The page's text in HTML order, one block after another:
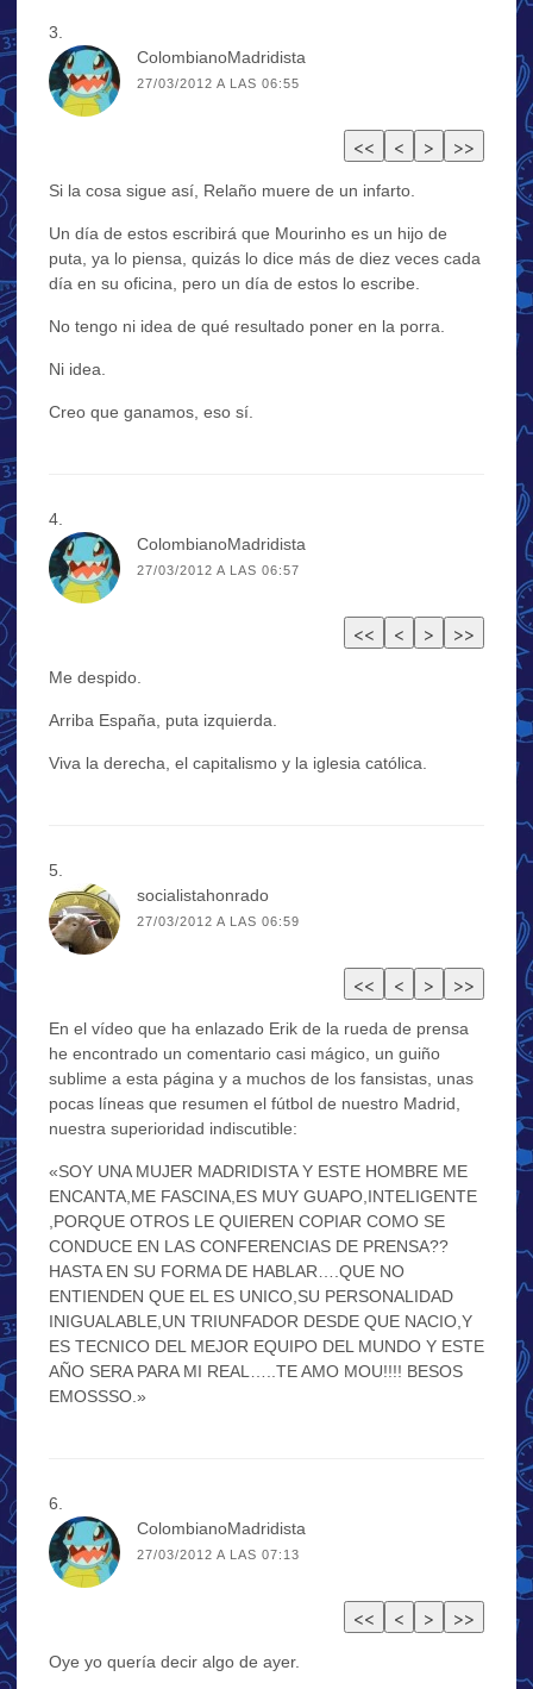
ColombianoMadridista
27/03/2012 A LAS 06:55
Si la cosa sigue así, Relaño muere de un infarto.
Un día de estos escribirá que Mourinho es un hijo de
puta, ya lo piensa, quizás lo dice más de diez veces cada
día en su oficina, pero un día de estos lo escribe.
No tengo ni idea de qué resultado poner en la porra.
Ni idea.
Creo que ganamos, eso sí.
ColombianoMadridista
27/03/2012 A LAS 06:57
Me despido.
Arriba España, puta izquierda.
Viva la derecha, el capitalismo y la iglesia católica.
socialistahonrado
27/03/2012 A LAS 06:59
En el vídeo que ha enlazado Erik de la rueda de prensa
he encontrado un comentario casi mágico, un guiño
sublime a esta página y a muchos de los fansistas, unas
pocas líneas que resumen el fútbol de nuestro Madrid,
nuestra superioridad indiscutible:
«SOY UNA MUJER MADRIDISTA Y ESTE HOMBRE ME
ENCANTA,ME FASCINA,ES MUY GUAPO,INTELIGENTE
,PORQUE OTROS LE QUIEREN COPIAR COMO SE
CONDUCE EN LAS CONFERENCIAS DE PRENSA??
HASTA EN SU FORMA DE HABLAR….QUE NO
ENTIENDEN QUE EL ES UNICO,SU PERSONALIDAD
INIGUALABLE,UN TRIUNFADOR DESDE QUE NACIO,Y
ES TECNICO DEL MEJOR EQUIPO DEL MUNDO Y ESTE
AÑO SERA PARA MI REAL…..TE AMO MOU!!!! BESOS
EMOSSSO.»
ColombianoMadridista
27/03/2012 A LAS 07:13
Oye yo quería decir algo de ayer.